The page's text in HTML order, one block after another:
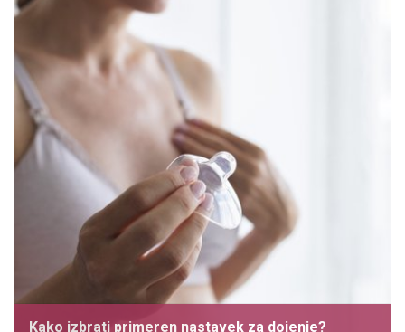
Kako izbrati primeren nastavek za dojenje?